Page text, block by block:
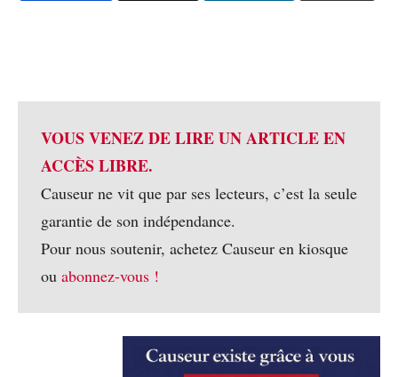
VOUS VENEZ DE LIRE UN ARTICLE EN
ACCÈS LIBRE.
Causeur ne vit que par ses lecteurs, c’est la seule
garantie de son indépendance.
Pour nous soutenir, achetez Causeur en kiosque
ou abonnez-vous !